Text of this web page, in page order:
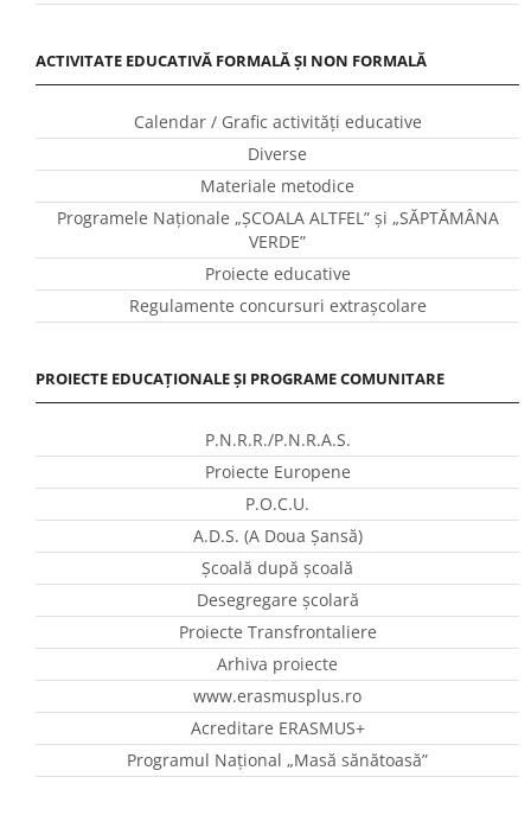
ACTIVITATE EDUCATIVĂ FORMALĂ ȘI NON FORMALĂ
Calendar / Grafic activităţi educative
Diverse
Materiale metodice
Programele Naţionale „ŞCOALA ALTFEL” și „SĂPTĂMÂNA
VERDE”
Proiecte educative
Regulamente concursuri extraşcolare
PROIECTE EDUCAȚIONALE ȘI PROGRAME COMUNITARE
P.N.R.R./P.N.R.A.S.
Proiecte Europene
P.O.C.U.
A.D.S. (A Doua Șansă)
Școală după școală
Desegregare școlară
Proiecte Transfrontaliere
Arhiva proiecte
www.erasmusplus.ro
Acreditare ERASMUS+
Programul Național „Masă sănătoasă”